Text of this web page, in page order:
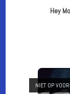
Hey
NIET OP